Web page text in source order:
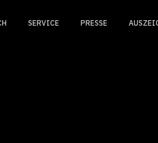
SERVICE PRESSE